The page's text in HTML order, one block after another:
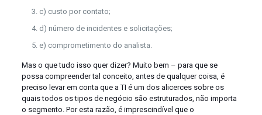
c) custo por contato;
d) número de incidentes e solicitações;
e) comprometimento do analista.
Mas o que tudo isso quer dizer? Muito bem – para que se
possa compreender tal conceito, antes de qualquer coisa, é
preciso levar em conta que a TI é um dos alicerces sobre os
quais todos os tipos de negócio são estruturados, não importa
o segmento. Por esta razão, é imprescindível que o